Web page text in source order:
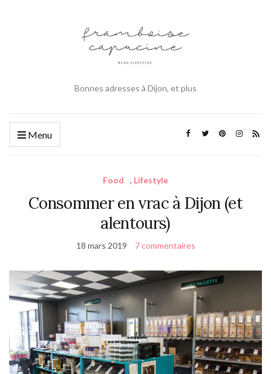
Bonnes adresses à Dijon, et plus
Menu
Food , Lifestyle
Consommer en vrac à Dijon (et
alentours)
18 mars 2019 7 commentaires